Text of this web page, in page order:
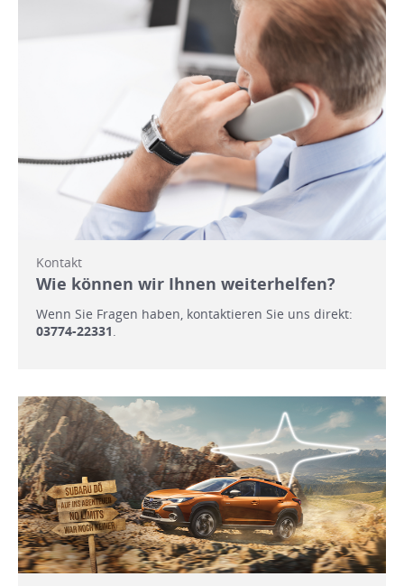
Kontakt
Wie können wir Ihnen weiterhelfen?
Wenn Sie Fragen haben, kontaktieren Sie uns direkt:
03774-22331.